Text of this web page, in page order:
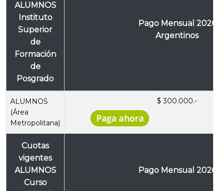
ALUMNOS
Instituto
Superior
de
Formación
de
Posgrado
Pago Mensual 2026
Argentinos
ALUMNOS
(Área
Metropolitana)
$ 300.000.-
Cuotas
vigentes
ALUMNOS
Curso
Pago Mensual 2026